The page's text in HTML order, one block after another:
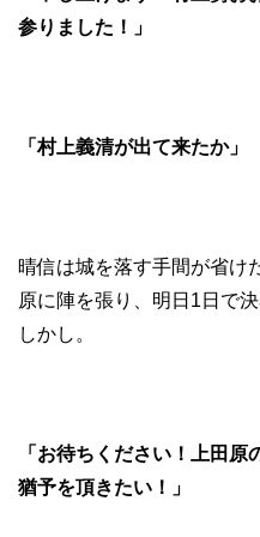
参りました！」
「村上義清が出て来たか」
晴信は城を落す手間が省け
原に陣を張り、明日1日で
しかし。
「お待ちください！上田
猶予を頂きたい！」